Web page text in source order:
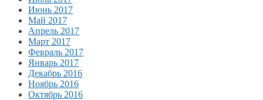
Июнь 2017
Май 2017
Апрель 2017
Март 2017
Февраль 2017
Январь 2017
Декабрь 2016
Ноябрь 2016
Октябрь 2016